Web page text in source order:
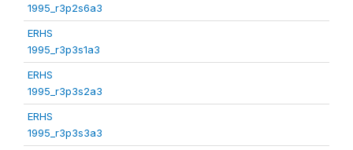
1995_r3p2s6a3
ERHS
1995_r3p3s1a3
ERHS
1995_r3p3s2a3
ERHS
1995_r3p3s3a3